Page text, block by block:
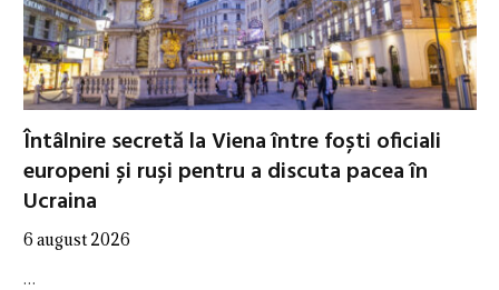
Întâlnire secretă la Viena între foști oficiali
europeni și ruși pentru a discuta pacea în
Ucraina
6 august 2026
…